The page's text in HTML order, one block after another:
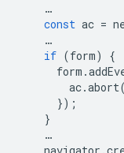
…
const ac =
…
if (form)
{
form .
ac.abort
});
}
…